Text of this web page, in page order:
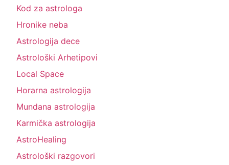
Kod za astrologa
Hronike neba
Astrologija dece
Astrološki Arhetipovi
Local Space
Horarna astrologija
Mundana astrologija
Karmička astrologija
AstroHealing
Astrološki razgovori